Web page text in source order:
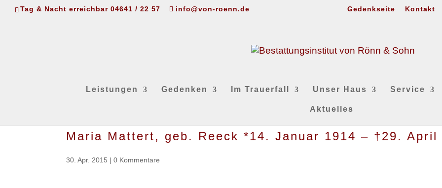
Tag & Nacht erreichbar 04641 / 22 57 info@von-roenn.de Gedenkseite Kontakt
Leistungen Gedenken Im Trauerfall Unser Haus Service
Aktuelles
Maria Mattert, geb. Reeck *14. Januar 1914 – †29. April
30. Apr. 2015 |0 Kommentare